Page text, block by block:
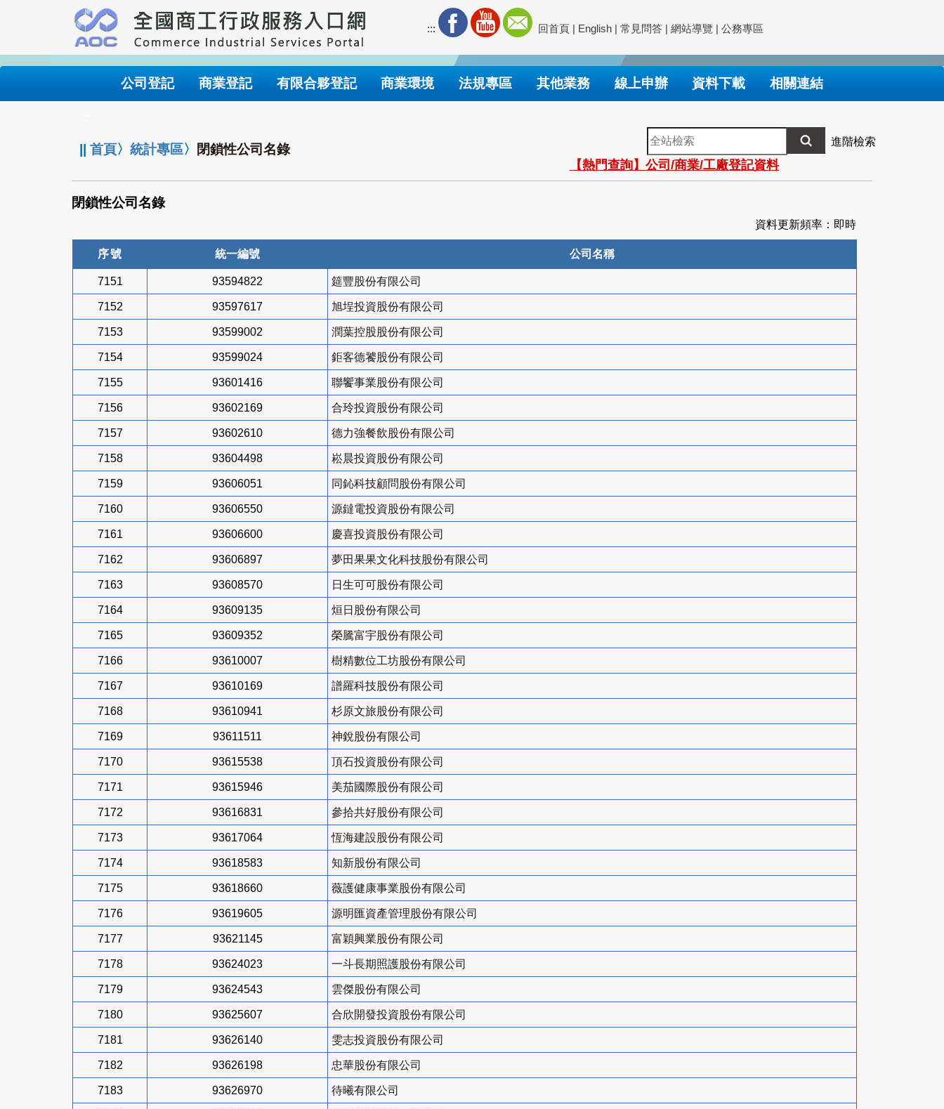
要
內
::: 回首頁 | English | 常見問答 | 網站導覽 | 公務專區
公司登記 商業登記 有限合夥登記 商業環境 法規專區 其他業務 線上申辦 資料下載 相關連結
||首頁〉統計專區〉 閉鎖性公司名錄
全
站
檢
索
進階檢索
【熱門查詢】公司/商業/工廠登記資料
閉鎖性公司名錄
資料更新頻率：即時
序號 統一編號 公司名稱
7151 93594822 筵豐股份有限公司
7152 93597617 旭埕投資股份有限公司
7153 93599002 潤葉控股股份有限公司
7154 93599024 鉅客德饕股份有限公司
7155 93601416 聯饗事業股份有限公司
7156 93602169 合玲投資股份有限公司
7157 93602610 德力強餐飲股份有限公司
7158 93604498 崧晨投資股份有限公司
7159 93606051 同鈊科技顧問股份有限公司
7160 93606550 源鐽電投資股份有限公司
7161 93606600 慶喜投資股份有限公司
7162 93606897 夢田果果文化科技股份有限公司
7163 93608570 日生可可股份有限公司
7164 93609135 烜日股份有限公司
7165 93609352 榮騰富宇股份有限公司
7166 93610007 樹精數位工坊股份有限公司
7167 93610169 譜羅科技股份有限公司
7168 93610941 杉原文旅股份有限公司
7169 93611511 神銳股份有限公司
7170 93615538 頂石投資股份有限公司
7171 93615946 美茄國際股份有限公司
7172 93616831 參拾共好股份有限公司
7173 93617064 恆海建設股份有限公司
7174 93618583 知新股份有限公司
7175 93618660 薇護健康事業股份有限公司
7176 93619605 源明匯資產管理股份有限公司
7177 93621145 富穎興業股份有限公司
7178 93624023 一斗長期照護股份有限公司
7179 93624543 雲傑股份有限公司
7180 93625607 合欣開發投資股份有限公司
7181 93626140 雯志投資股份有限公司
7182 93626198 忠華股份有限公司
7183 93626970 待曦有限公司